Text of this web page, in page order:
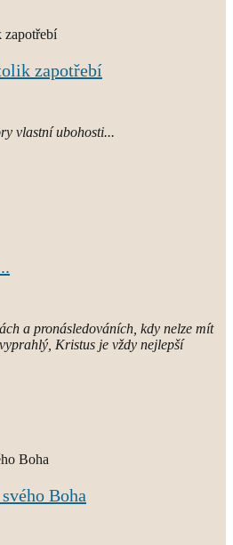
zapotřebí
vlastní ubohosti...
a pronásledováních, kdy nelze mít
Kristus je vždy nejlepší
Boha